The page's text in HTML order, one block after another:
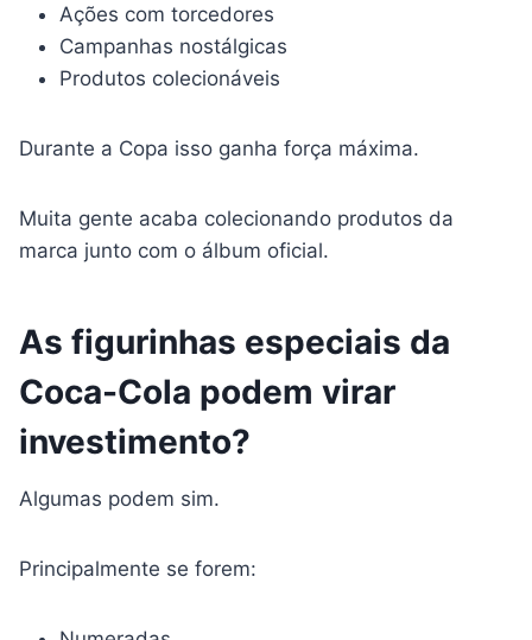
Ações com torcedores
Campanhas nostálgicas
Produtos colecionáveis
Durante a Copa isso ganha força máxima.
Muita gente acaba colecionando produtos da
marca junto com o álbum oficial.
As figurinhas especiais da
Coca-Cola podem virar
investimento?
Algumas podem sim.
Principalmente se forem: